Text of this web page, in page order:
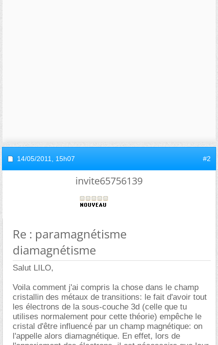
14/05/2011, 15h07 #2
invite65756139
Re : paramagnétisme
diamagnétisme
Salut LILO,
Voila comment j'ai compris la chose dans le champ
cristallin des métaux de transitions: le fait d'avoir tout
les électrons de la sous-couche 3d (celle que tu
utilises normalement pour cette théorie) empêche le
cristal d'être influencé par un champ magnétique: on
l'appelle alors diamagnétique. En effet, lors de